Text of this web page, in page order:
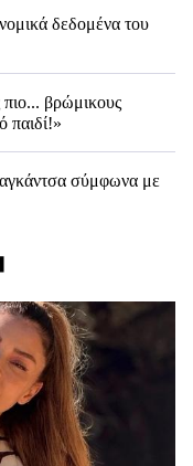
δεδομένα του
πιο... βρώμικους
παιδί!»
σύμφωνα με